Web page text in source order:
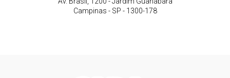
Campinas - SP - 1300-178